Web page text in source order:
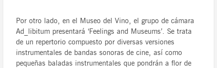
Por otro lado, en el Museo del Vino, el grupo de cámara
Ad_libitum presentará ‘Feelings and Museums’. Se trata
de un repertorio compuesto por diversas versiones
instrumentales de bandas sonoras de cine, así como
pequeñas baladas instrumentales que pondrán a flor de